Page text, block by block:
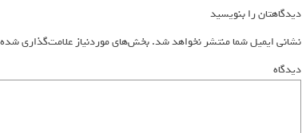
دیدگاهتان را بنویسید
نشانی ایمیل شما منتشر نخواهد شد.بخش‌های موردنیاز علامت‌گذاری
دیدگاه